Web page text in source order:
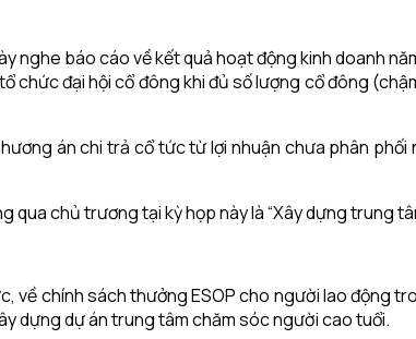
nghe báo cáo về kết quả hoạt động kinh doanh
chức đại hội cổ đông khi đủ số lượng cổ đông
án chi trả cổ tức từ lợi nhuận chưa phân
chủ trương tại kỳ họp này là “Xây dựng trung
về chính sách thưởng ESOP cho người lao động
dựng dự án trung tâm chăm sóc người cao tuổi.